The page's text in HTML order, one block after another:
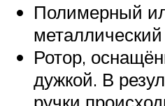
Полимерный
металлический
Ротор,
дужкой. В